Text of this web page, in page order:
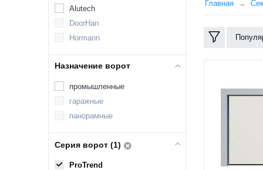
Главная
Alutech
DoorHan
Hormann
Назначение ворот
промышленные
гаражные
панорамные
Серия ворот (1)
ProTrend